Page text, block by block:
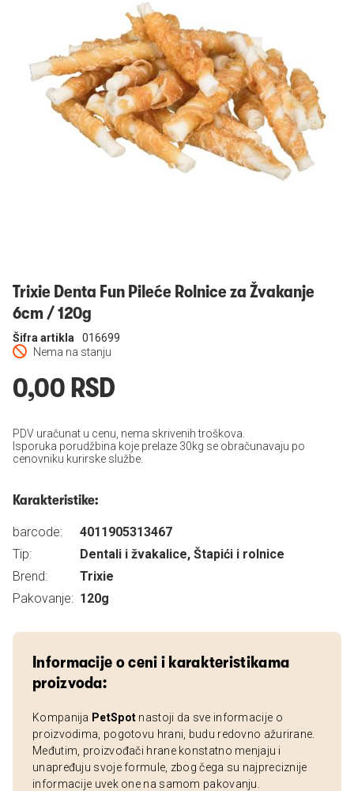
Trixie Denta Fun Pileće Rolnice za Žvakanje
6cm / 120g
Nema na stanju
Šifra artikla 016699
0,00 RSD
PDV uračunat u cenu, nema skrivenih troškova.
Isporuka porudžbina koje prelaze 30kg se obračunavaju po
cenovniku kurirske službe.
Karakteristike:
barcode:
4011905313467
Tip:
Dentali i žvakalice, Štapići i rolnice
Brend:
Trixie
Pakovanje: 120g
Informacije o ceni i karakteristikama
proizvoda:
Kompanija PetSpot nastoji da sve informacije o
proizvodima, pogotovu hrani, budu redovno ažurirane.
Međutim, proizvođači hrane konstatno menjaju i
unapređuju svoje formule, zbog čega su najpreciznije
informacije uvek one na samom pakovanju.